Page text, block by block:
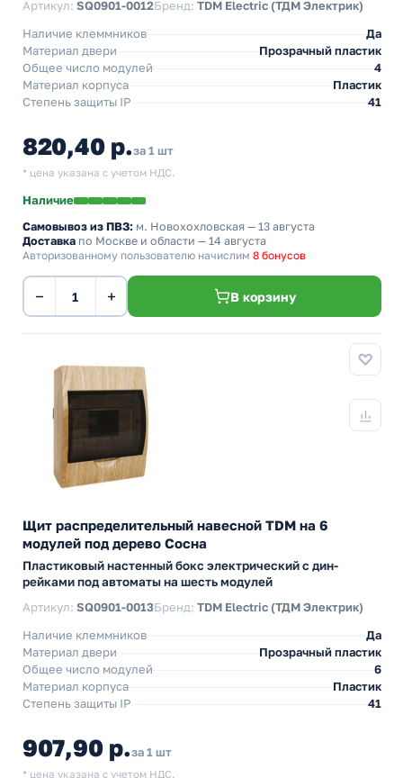
Артикул: SQ0901-0012Бренд: TDM Electric (ТДМ Электрик)
Наличие клеммников
Да
Материал двери
Прозрачный пластик
Общее число модулей
4
Материал корпуса
Пластик
Степень защиты IP
41
820,40 р.за 1 шт
* цена указана с учетом НДС.
Наличие
Самовывоз из ПВЗ: м. Новохохловская — 13 августа
Доставка по Москве и области — 14 августа
Авторизованному пользователю начислим 8 бонусов
− + В корзину
Щит распределительный навесной TDM на 6
модулей под дерево Сосна
Пластиковый настенный бокс электрический с дин-
рейками под автоматы на шесть модулей
Артикул: SQ0901-0013Бренд: TDM Electric (ТДМ Электрик)
Наличие клеммников
Да
Материал двери
Прозрачный пластик
Общее число модулей
6
Материал корпуса
Пластик
Степень защиты IP
41
907,90 р.за 1 шт
* цена указана с учетом НДС.